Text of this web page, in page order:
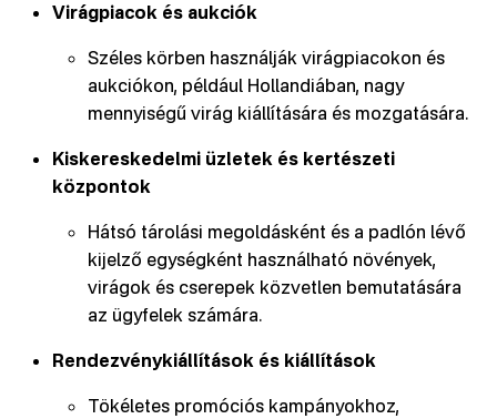
Virágpiacok és aukciók
Széles körben használják virágpiacokon és
aukciókon, például Hollandiában, nagy
mennyiségű virág kiállítására és mozgatására.
Kiskereskedelmi üzletek és kertészeti
központok
Hátsó tárolási megoldásként és a padlón lévő
kijelző egységként használható növények,
virágok és cserepek közvetlen bemutatására
az ügyfelek számára.
Rendezvénykiállítások és kiállítások
Tökéletes promóciós kampányokhoz,